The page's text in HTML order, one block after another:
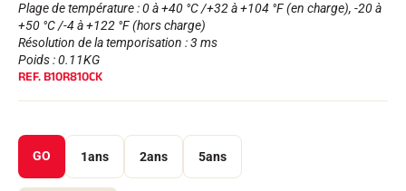
Plage de température : 0 à +40 °C /+32 à +104 °F (en charge), -20 à
+50 °C /-4 à +122 °F (hors charge)
Résolution de la temporisation : 3 ms
Poids : 0.11KG
REF.B10R810CK
GO 1ans 2ans 5ans